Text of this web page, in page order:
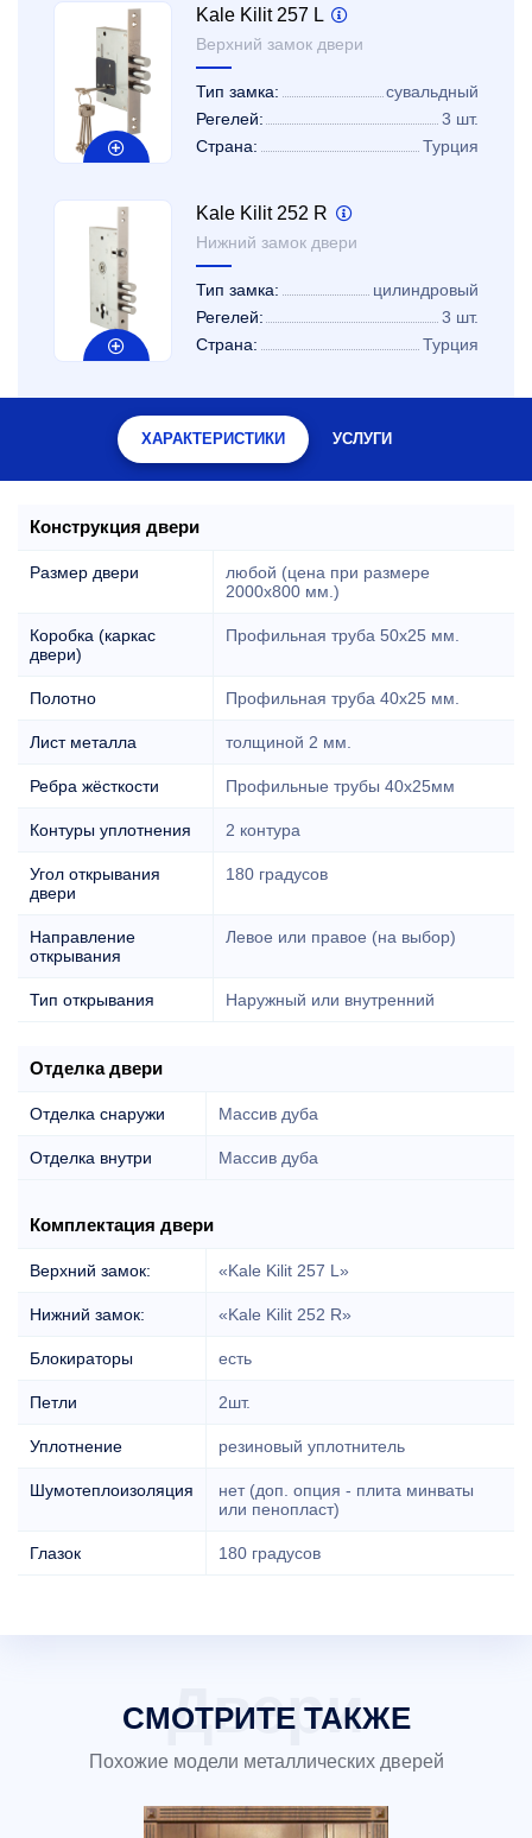
Kale Kilit 257 L
Верхний замок двери
Тип замка:
сувальдный
Регелей:
3 шт.
Страна:
Турция
Kale Kilit 252 R
Нижний замок двери
Тип замка:
цилиндровый
Регелей:
3 шт.
Страна:
Турция
ХАРАКТЕРИСТИКИ УСЛУГИ
Конструкция двери
Размер двери
любой (цена при размере
2000x800 мм.)
Коробка (каркас
двери)
Профильная труба 50х25 мм.
Полотно Профильная труба 40х25 мм.
Лист металла толщиной 2 мм.
Ребра жёсткости Профильные трубы 40х25мм
Контуры уплотнения 2 контура
Угол открывания
двери
180 градусов
Направление
открывания
Левое или правое (на выбор)
Тип открывания Наружный или внутренний
Отделка двери
Отделка снаружи Массив дуба
Отделка внутри Массив дуба
Комплектация двери
Верхний замок: «Kale Kilit 257 L»
Нижний замок: «Kale Kilit 252 R»
Блокираторы есть
Петли 2шт.
Уплотнение резиновый уплотнитель
Шумотеплоизоляция
нет (доп. опция - плита минваты
или пенопласт)
Глазок 180 градусов
СМОТРИТЕ ТАКЖЕ
Похожие модели металлических дверей